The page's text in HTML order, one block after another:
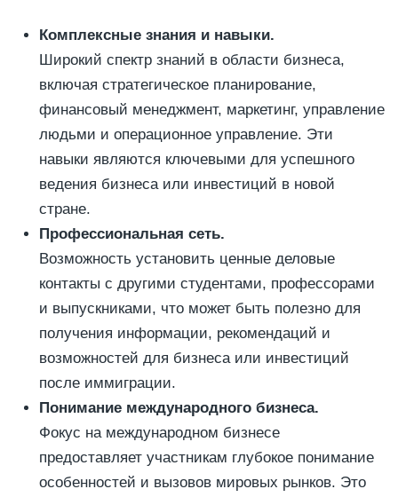
Комплексные знания и навыки.
Широкий спектр знаний в области бизнеса,
включая стратегическое планирование,
финансовый менеджмент, маркетинг, управление
людьми и операционное управление. Эти
навыки являются ключевыми для успешного
ведения бизнеса или инвестиций в новой
стране.
Профессиональная сеть.
Возможность установить ценные деловые
контакты с другими студентами, профессорами
и выпускниками, что может быть полезно для
получения информации, рекомендаций и
возможностей для бизнеса или инвестиций
после иммиграции.
Понимание международного бизнеса.
Фокус на международном бизнесе
предоставляет участникам глубокое понимание
особенностей и вызовов мировых рынков. Это